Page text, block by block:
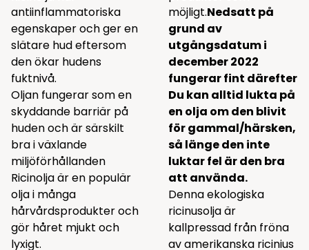
antiinflammatoriska
egenskaper och ger en
slätare hud eftersom
den ökar hudens
fuktnivå.
Oljan fungerar som en
skyddande barriär på
huden och är särskilt
bra i växlande
miljöförhållanden
Ricinolja är en populär
olja i många
hårvårdsprodukter och
gör håret mjukt och
lyxigt.
möjligt.Nedsatt på
grund av
utgångsdatum i
december 2022
fungerar fint därefter
Du kan alltid lukta på
en olja om den blivit
för gammal/härsken,
så länge den inte
luktar fel är den bra
att använda.
Denna ekologiska
ricinusolja är
kallpressad från fröna
av amerikanska ricinius